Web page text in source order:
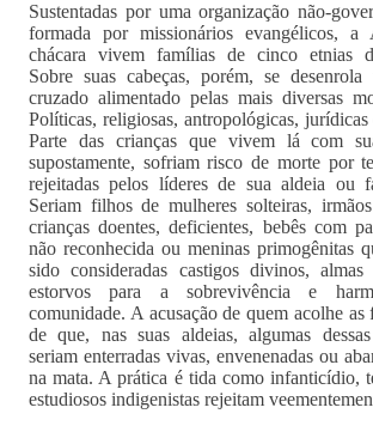
Sustentadas por uma organização não-
formada por missionários evangélicos, a
chácara vivem famílias de cinco etnias
Sobre suas cabeças, porém, se
cruzado alimentado pelas mais diversas
Políticas, religiosas, antropológicas, jurídicas
Parte das crianças que vivem lá com
supostamente, sofriam risco de morte por
rejeitadas pelos líderes de sua aldeia ou
Seriam filhos de mulheres solteiras,
crianças doentes, deficientes, bebês com
não reconhecida ou meninas primogênitas
sido consideradas castigos divinos,
estorvos para a sobrevivência e
comunidade. A acusação de quem acolhe as
de que, nas suas aldeias, algumas
seriam enterradas vivas, envenenadas ou
na mata. A prática é tida como infanticídio,
estudiosos indigenistas rejeitam